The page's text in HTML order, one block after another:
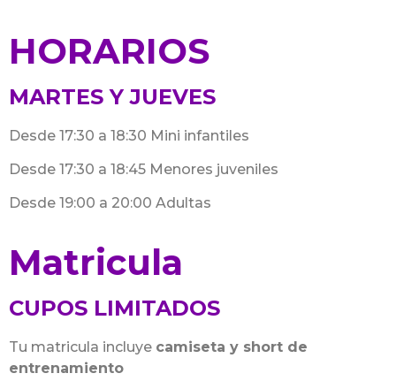
HORARIOS
MARTES Y JUEVES
Desde 17:30 a 18:30 Mini infantiles
Desde 17:30 a 18:45 Menores juveniles
Desde 19:00 a 20:00 Adultas
Matricula
CUPOS LIMITADOS
Tu matricula incluye camiseta y short de
entrenamiento